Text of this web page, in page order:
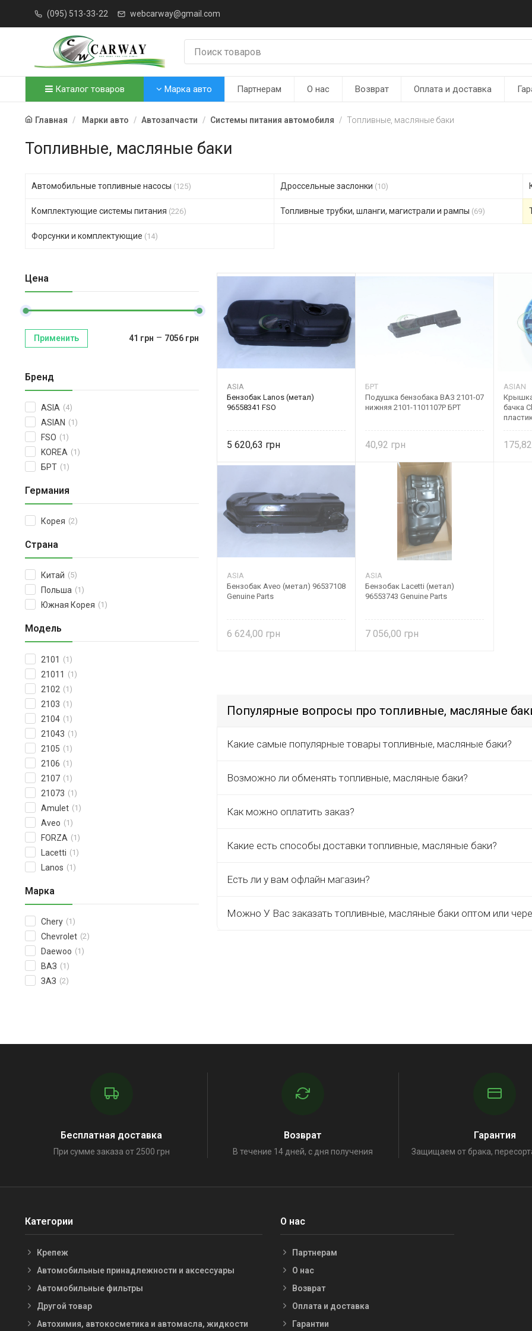
(095) 513-33-22 webcarway@gmail.com
Каталог товаров Марка авто Партнерам О нас Возврат Оплата и доставка
Главная Марки авто Автозапчасти Системы питания автомобиля Топливные, масляные баки
Топливные, масляные баки
Автомобильные топливные насосы (125) Дроссельные заслонки (10)
Комплектующие системы питания (226) Топливные трубки, шланги, магистрали и рампы (69)
Форсунки и комплектующие (14)
Цена
Применить 41 грн – 7056грн
Бренд
ASIA (4)
ASIAN (1)
FSO (1)
KOREA (1)
БРТ (1)
Германия
Корея (2)
Страна
Китай (5)
Польша (1)
Южная Корея (1)
Модель
2101 (1)
21011 (1)
2102 (1)
2103 (1)
2104 (1)
21043 (1)
2105 (1)
2106 (1)
2107 (1)
21073 (1)
Amulet (1)
Aveo (1)
FORZA (1)
Lacetti (1)
Lanos (1)
Марка
Chery (1)
Chevrolet (2)
Daewoo (1)
ВАЗ (1)
ЗАЗ (2)
ASIA
Бензобак Lanos (метал)
96558341 FSO
5 620,63
БРТ
Подушка бензобака ВАЗ 2101-07
нижняя 2101-1101107Р БРТ
40,92
ASIAN
бачка
ASIA
Бензобак Aveo (метал) 96537108
Genuine Parts
6 624,00
ASIA
Бензобак Lacetti (метал)
96553743 Genuine Parts
7 056,00
Популярные вопросы про топливные, масляные
Какие самые популярные товары топливные, масляные баки?
Возможно ли обменять топливные, масляные баки?
Как можно оплатить заказ?
Какие есть способы доставки топливные, масляные баки?
Есть ли у вам офлайн магазин?
Можно У Вас заказать топливные, масляные баки оптом или
Бесплатная доставка
При сумме заказа от 2500 грн
Возврат
В течение 14 дней, с дня получения
Гарантия
Защищаем от брака,
Категории
Крепеж
Автомобильные принадлежности и аксессуары
Автомобильные фильтры
Другой товар
Автохимия, автокосметика и автомасла, жидкости
О нас
Партнерам
О нас
Возврат
Оплата и доставка
Гарантии